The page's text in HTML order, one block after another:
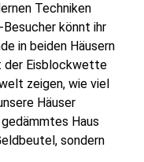
Techniken
könnt ihr
in beiden Häusern
der Eisblockwette
zeigen, wie viel
Häuser
Haus
sondern